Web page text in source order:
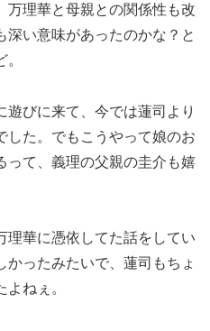
万理華と母親との関係性も改
い意味があったのかな？と
びに来て、今では蓮司より
した。でもこうやって娘のお
って、義理の父親の圭介も嬉
理華に憑依してた話をしてい
ったみたいで、蓮司もちょ
ねぇ。